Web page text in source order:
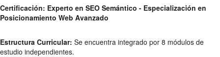
Certificación: Experto en SEO Semántico - Especialización en
Posicionamiento Web Avanzado
Estructura Curricular: Se encuentra integrado por 8 módulos de
estudio independientes.